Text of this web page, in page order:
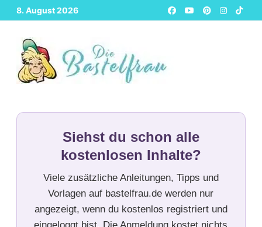
Zurück
zum
Inhalt
8. August 2026
Siehst du schon alle
kostenlosen Inhalte?
Viele zusätzliche Anleitungen, Tipps und
Vorlagen auf bastelfrau.de werden nur
angezeigt, wenn du kostenlos registriert und